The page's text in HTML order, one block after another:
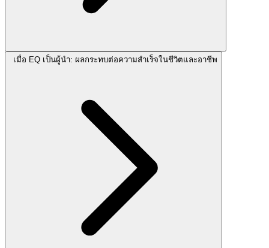
เมื่อ EQ เป็นผู้นำ: ผลกระทบต่อความสำเร็จในชีวิตและอาชีพ